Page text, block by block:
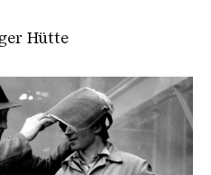
Hütte